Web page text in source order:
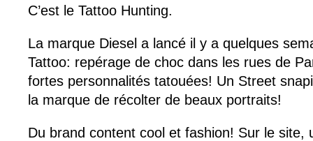
C’est le Tattoo Hunting.
La marque Diesel a lancé il y a quelques
Tattoo: repérage de choc dans les rues de
fortes personnalités tatouées! Un Street
la marque de récolter de beaux portraits!
Du brand content cool et fashion! Sur le site,